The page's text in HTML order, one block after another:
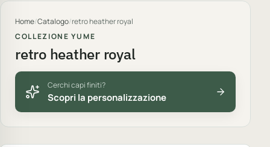
Home/Catalogo/retro heather royal
COLLEZIONE YUME
retro heather royal
Cerchi capi finiti?
Scopri la personalizzazione